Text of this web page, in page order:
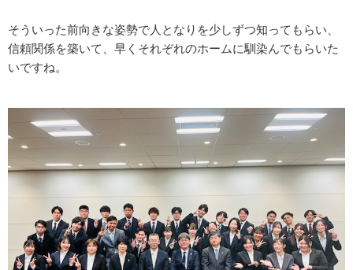
そういった前向きな姿勢で人となりを少しずつ知ってもらい、
信頼関係を築いて、早くそれぞれのホームに馴染んでもらいた
いですね。